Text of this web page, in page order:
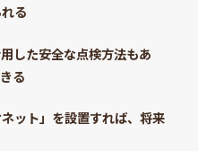
る
した安全な点検方法もあ
る
ット」を設置すれば、将来